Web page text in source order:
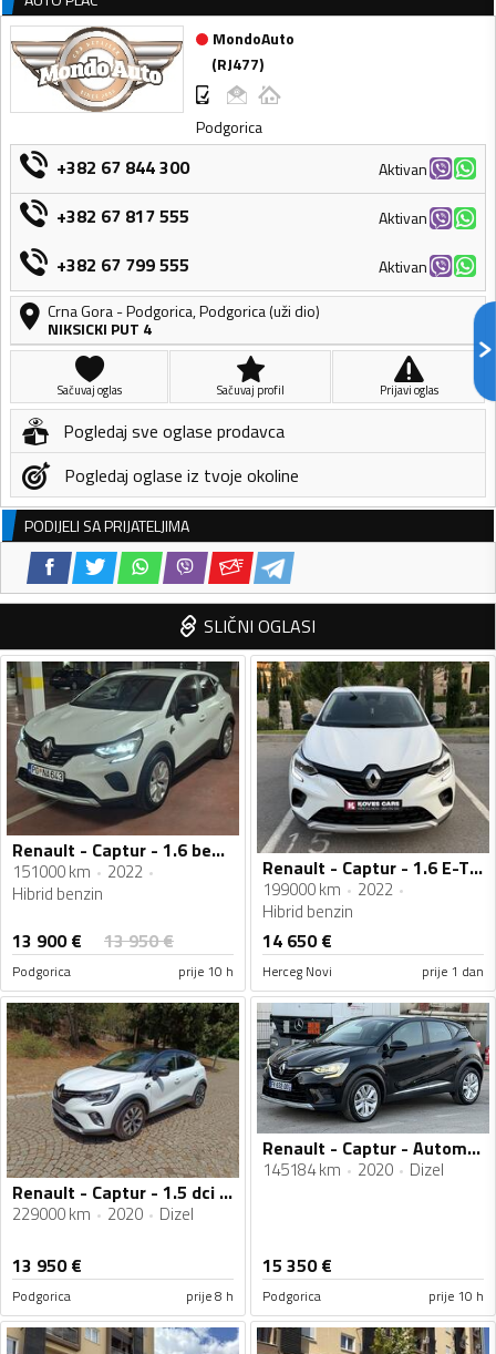
MondoAuto
(RJ477)
Podgorica
+382 67 844 300 Aktivan
+382 67 817 555 Aktivan
+382 67 799 555
Aktivan
Crna Gora-Podgorica,Podgorica (uži dio)
NIKSICKI PUT 4
Sačuvaj oglas Sačuvaj profil Prijavi oglas
Pogledaj sve oglase prodavca
Pogledaj oglase iz tvoje okoline
PODIJELI SA PRIJATELJIMA
SLIČNI OGLASI
Renault - Captur - 1.6 benzin hibrid automatik
151000 km
2022
Hibrid benzin
13 900€ 13 950€
Podgorica prije 10 h
Renault - Captur - 1.6 E-TECH Hybrid
199000 km
2022
Hibrid benzin
14 650€
Herceg Novi prije 1 dan
Renault - Captur - 1.5 dci Intens
229000 km 2020 Dizel
13 950€
Podgorica prije 8 h
Renault - Captur - Automatik
145184 km 2020 Dizel
15 350€
Podgorica prije 10 h